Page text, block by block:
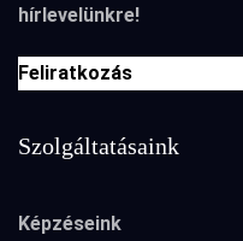
hírlevelünkre!
Feliratkozás
Szolgáltatásaink
Képzéseink